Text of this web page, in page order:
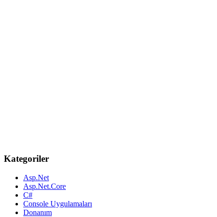
Kategoriler
Asp.Net
Asp.Net.Core
C#
Console Uygulamaları
Donanım